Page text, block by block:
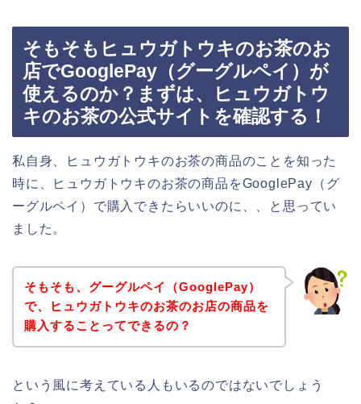
そもそもヒュウガトウキのお茶のお
店でGooglePay（グーグルペイ）が
使えるのか？まずは、ヒュウガトウ
キのお茶の公式サイトを確認する！
私自身、ヒュウガトウキのお茶の商品のことを知った
時に、ヒュウガトウキのお茶の商品をGooglePay（グ
ーグルペイ）で購入できたらいいのに、、と思ってい
ました。
そもそも、グーグルペイ（GooglePay）
で、ヒュウガトウキのお茶のお店の商品を
購入することってできるの？
という風に考えている人もいるのではないでしょう